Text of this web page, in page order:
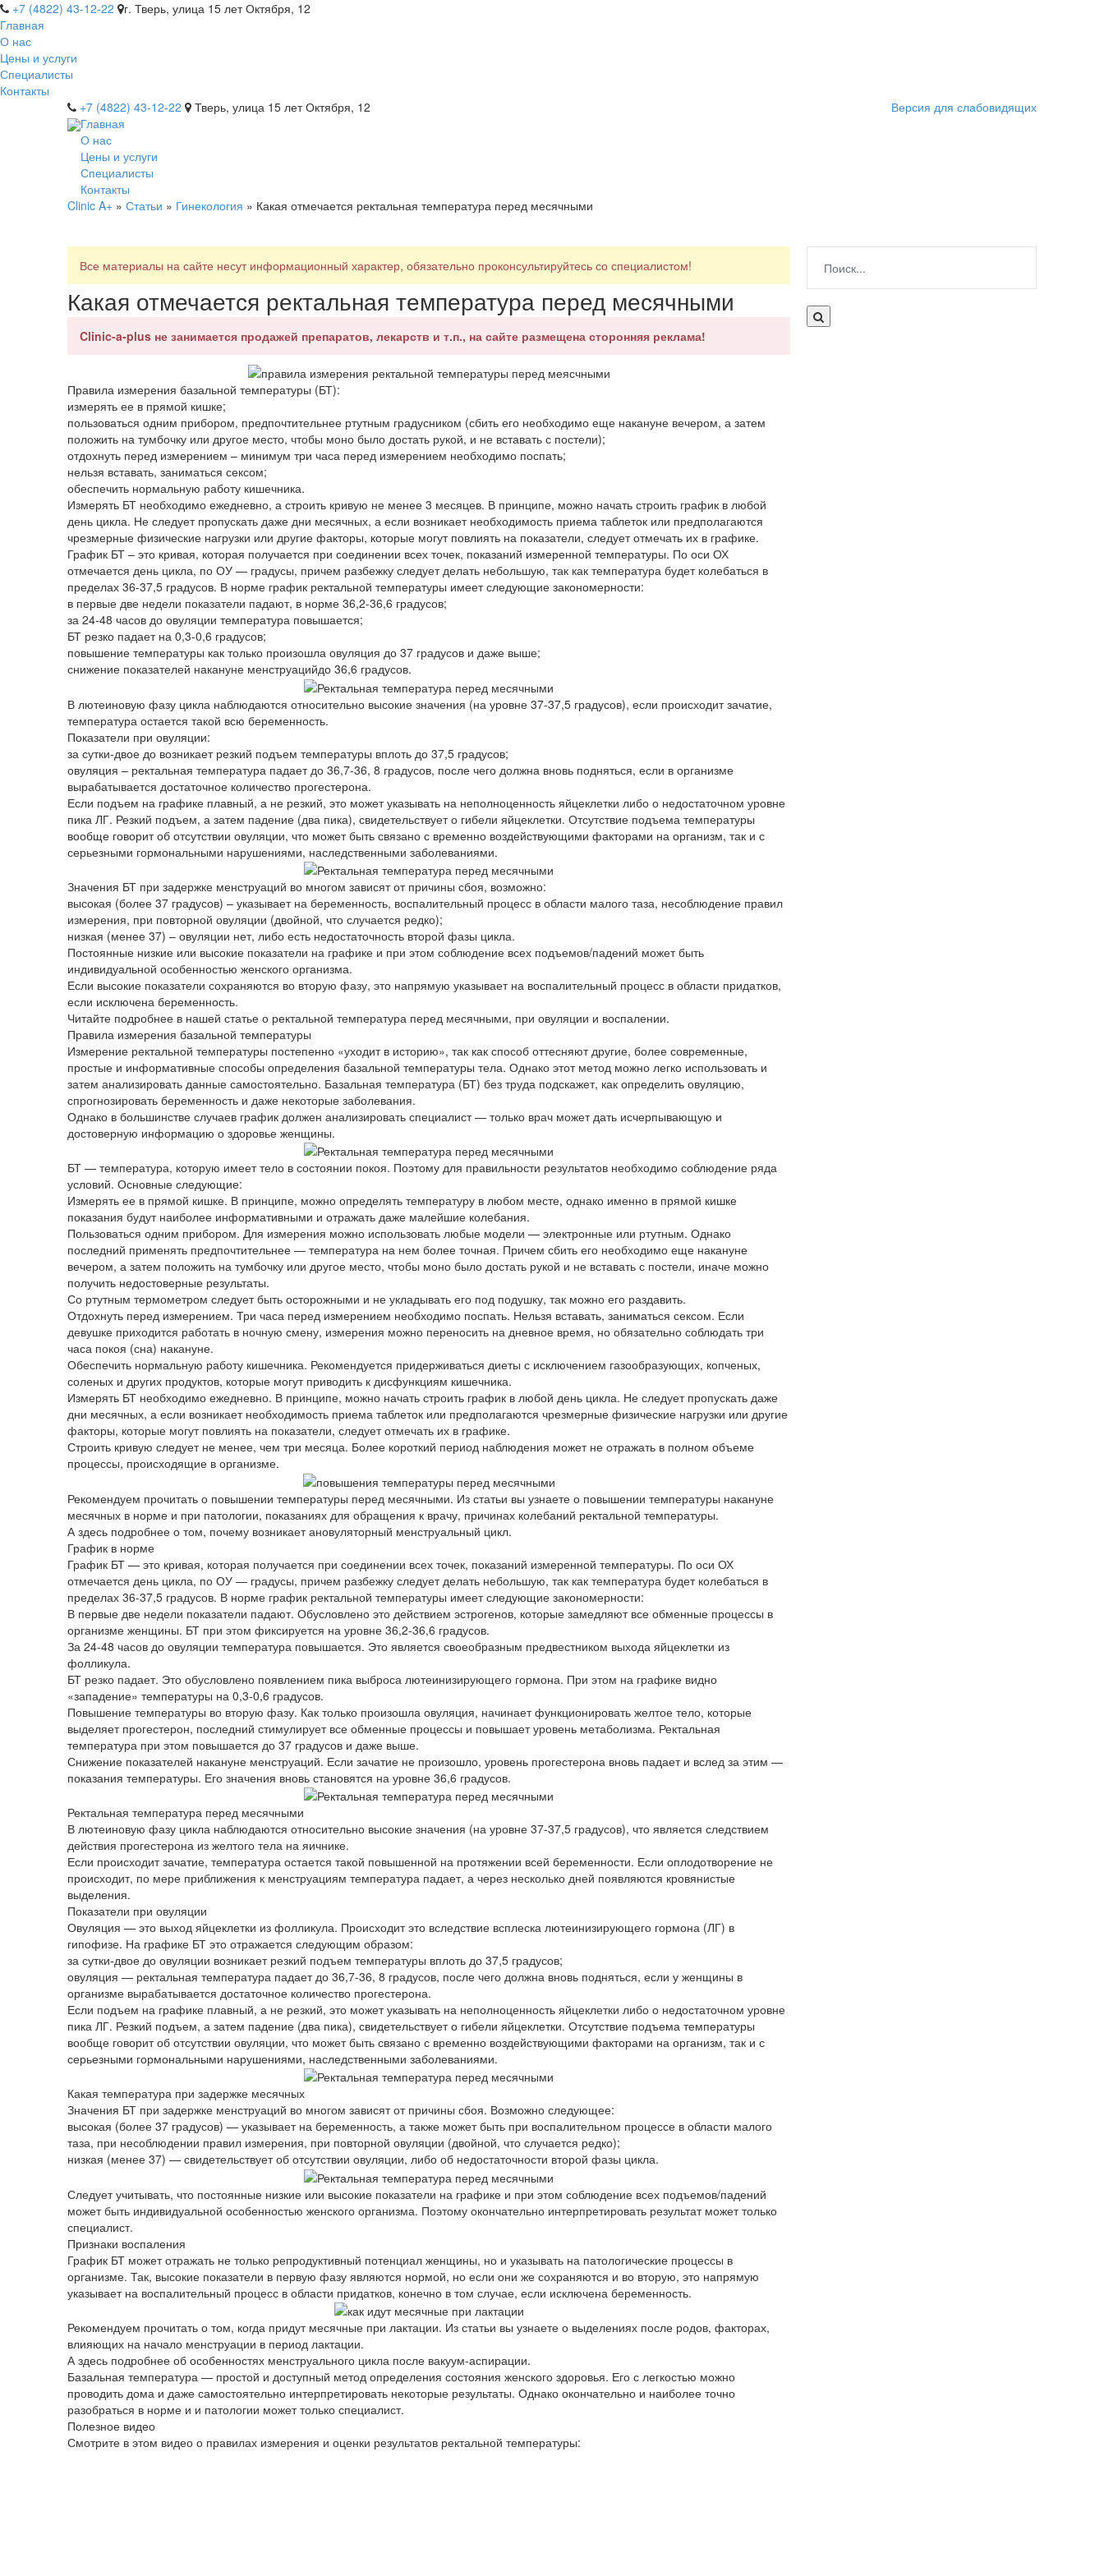
+7 (4822) 43-12-22
г. Тверь, улица 15 лет Октября, 12
Главная
О нас
Цены и услуги
Специалисты
Контакты
+7 (4822) 43-12-22
Тверь, улица 15 лет Октября, 12
Версия для слабовидящих
Главная
О нас
Цены и услуги
Специалисты
Контакты
Clinic A+ » Статьи » Гинекология » Какая отмечается ректальная температура перед месячными
Все материалы на сайте несут информационный характер, обязательно проконсультируйтесь со специалистом!
Какая отмечается ректальная температура перед месячными
Clinic-a-plus не занимается продажей препаратов, лекарств и т.п., на сайте размещена сторонняя реклама!
Правила измерения базальной температуры (БТ):
измерять ее в прямой кишке;
пользоваться одним прибором, предпочтительнее ртутным градусником (сбить его необходимо еще накануне вечером, а затем
положить на тумбочку или другое место, чтобы моно было достать рукой, и не вставать с постели);
отдохнуть перед измерением – минимум три часа перед измерением необходимо поспать;
нельзя вставать, заниматься сексом;
обеспечить нормальную работу кишечника.
Измерять БТ необходимо ежедневно, а строить кривую не менее 3 месяцев. В принципе, можно начать строить график в любой
день цикла. Не следует пропускать даже дни месячных, а если возникает необходимость приема таблеток или предполагаются
чрезмерные физические нагрузки или другие факторы, которые могут повлиять на показатели, следует отмечать их в графике.
График БТ – это кривая, которая получается при соединении всех точек, показаний измеренной температуры. По оси ОХ
отмечается день цикла, по ОУ — градусы, причем разбежку следует делать небольшую, так как температура будет колебаться в
пределах 36-37,5 градусов. В норме график ректальной температуры имеет следующие закономерности:
в первые две недели показатели падают, в норме 36,2-36,6 градусов;
за 24-48 часов до овуляции температура повышается;
БТ резко падает на 0,3-0,6 градусов;
повышение температуры как только произошла овуляция до 37 градусов и даже выше;
снижение показателей накануне менструацийдо 36,6 градусов.
В лютеиновую фазу цикла наблюдаются относительно высокие значения (на уровне 37-37,5 градусов), если происходит зачатие,
температура остается такой всю беременность.
Показатели при овуляции:
за сутки-двое до возникает резкий подъем температуры вплоть до 37,5 градусов;
овуляция – ректальная температура падает до 36,7-36, 8 градусов, после чего должна вновь подняться, если в организме
вырабатывается достаточное количество прогестерона.
Если подъем на графике плавный, а не резкий, это может указывать на неполноценность яйцеклетки либо о недостаточном уровне
пика ЛГ. Резкий подъем, а затем падение (два пика), свидетельствует о гибели яйцеклетки. Отсутствие подъема температуры
вообще говорит об отсутствии овуляции, что может быть связано с временно воздействующими факторами на организм, так и с
серьезными гормональными нарушениями, наследственными заболеваниями.
Значения БТ при задержке менструаций во многом зависят от причины сбоя, возможно:
высокая (более 37 градусов) – указывает на беременность, воспалительный процесс в области малого таза, несоблюдение правил
измерения, при повторной овуляции (двойной, что случается редко);
низкая (менее 37) – овуляции нет, либо есть недостаточность второй фазы цикла.
Постоянные низкие или высокие показатели на графике и при этом соблюдение всех подъемов/падений может быть
индивидуальной особенностью женского организма.
Если высокие показатели сохраняются во вторую фазу, это напрямую указывает на воспалительный процесс в области придатков,
если исключена беременность.
Читайте подробнее в нашей статье о ректальной температура перед месячными, при овуляции и воспалении.
Правила измерения базальной температуры
Измерение ректальной температуры постепенно «уходит в историю», так как способ оттесняют другие, более современные,
простые и информативные способы определения базальной температуры тела. Однако этот метод можно легко использовать и
затем анализировать данные самостоятельно. Базальная температура (БТ) без труда подскажет, как определить овуляцию,
спрогнозировать беременность и даже некоторые заболевания.
Однако в большинстве случаев график должен анализировать специалист — только врач может дать исчерпывающую и
достоверную информацию о здоровье женщины.
БТ — температура, которую имеет тело в состоянии покоя. Поэтому для правильности результатов необходимо соблюдение ряда
условий. Основные следующие:
Измерять ее в прямой кишке. В принципе, можно определять температуру в любом месте, однако именно в прямой кишке
показания будут наиболее информативными и отражать даже малейшие колебания.
Пользоваться одним прибором. Для измерения можно использовать любые модели — электронные или ртутным. Однако
последний применять предпочтительнее — температура на нем более точная. Причем сбить его необходимо еще накануне
вечером, а затем положить на тумбочку или другое место, чтобы моно было достать рукой и не вставать с постели, иначе можно
получить недостоверные результаты.
Со ртутным термометром следует быть осторожными и не укладывать его под подушку, так можно его раздавить.
Отдохнуть перед измерением. Три часа перед измерением необходимо поспать. Нельзя вставать, заниматься сексом. Если
девушке приходится работать в ночную смену, измерения можно переносить на дневное время, но обязательно соблюдать три
часа покоя (сна) накануне.
Обеспечить нормальную работу кишечника. Рекомендуется придерживаться диеты с исключением газообразующих, копченых,
соленых и других продуктов, которые могут приводить к дисфункциям кишечника.
Измерять БТ необходимо ежедневно. В принципе, можно начать строить график в любой день цикла. Не следует пропускать даже
дни месячных, а если возникает необходимость приема таблеток или предполагаются чрезмерные физические нагрузки или другие
факторы, которые могут повлиять на показатели, следует отмечать их в графике.
Строить кривую следует не менее, чем три месяца. Более короткий период наблюдения может не отражать в полном объеме
процессы, происходящие в организме.
Рекомендуем прочитать о повышении температуры перед месячными. Из статьи вы узнаете о повышении температуры накануне
месячных в норме и при патологии, показаниях для обращения к врачу, причинах колебаний ректальной температуры.
А здесь подробнее о том, почему возникает ановуляторный менструальный цикл.
График в норме
График БТ — это кривая, которая получается при соединении всех точек, показаний измеренной температуры. По оси ОХ
отмечается день цикла, по ОУ — градусы, причем разбежку следует делать небольшую, так как температура будет колебаться в
пределах 36-37,5 градусов. В норме график ректальной температуры имеет следующие закономерности:
В первые две недели показатели падают. Обусловлено это действием эстрогенов, которые замедляют все обменные процессы в
организме женщины. БТ при этом фиксируется на уровне 36,2-36,6 градусов.
За 24-48 часов до овуляции температура повышается. Это является своеобразным предвестником выхода яйцеклетки из
фолликула.
БТ резко падает. Это обусловлено появлением пика выброса лютеинизирующего гормона. При этом на графике видно
«западение» температуры на 0,3-0,6 градусов.
Повышение температуры во вторую фазу. Как только произошла овуляция, начинает функционировать желтое тело, которые
выделяет прогестерон, последний стимулирует все обменные процессы и повышает уровень метаболизма. Ректальная
температура при этом повышается до 37 градусов и даже выше.
Снижение показателей накануне менструаций. Если зачатие не произошло, уровень прогестерона вновь падает и вслед за этим —
показания температуры. Его значения вновь становятся на уровне 36,6 градусов.
Ректальная температура перед месячными
В лютеиновую фазу цикла наблюдаются относительно высокие значения (на уровне 37-37,5 градусов), что является следствием
действия прогестерона из желтого тела на яичнике.
Если происходит зачатие, температура остается такой повышенной на протяжении всей беременности. Если оплодотворение не
происходит, по мере приближения к менструациям температура падает, а через несколько дней появляются кровянистые
выделения.
Показатели при овуляции
Овуляция — это выход яйцеклетки из фолликула. Происходит это вследствие всплеска лютеинизирующего гормона (ЛГ) в
гипофизе. На графике БТ это отражается следующим образом:
за сутки-двое до овуляции возникает резкий подъем температуры вплоть до 37,5 градусов;
овуляция — ректальная температура падает до 36,7-36, 8 градусов, после чего должна вновь подняться, если у женщины в
организме вырабатывается достаточное количество прогестерона.
Если подъем на графике плавный, а не резкий, это может указывать на неполноценность яйцеклетки либо о недостаточном уровне
пика ЛГ. Резкий подъем, а затем падение (два пика), свидетельствует о гибели яйцеклетки. Отсутствие подъема температуры
вообще говорит об отсутствии овуляции, что может быть связано с временно воздействующими факторами на организм, так и с
серьезными гормональными нарушениями, наследственными заболеваниями.
Какая температура при задержке месячных
Значения БТ при задержке менструаций во многом зависят от причины сбоя. Возможно следующее:
высокая (более 37 градусов) — указывает на беременность, а также может быть при воспалительном процессе в области малого
таза, при несоблюдении правил измерения, при повторной овуляции (двойной, что случается редко);
низкая (менее 37) — свидетельствует об отсутствии овуляции, либо об недостаточности второй фазы цикла.
Следует учитывать, что постоянные низкие или высокие показатели на графике и при этом соблюдение всех подъемов/падений
может быть индивидуальной особенностью женского организма. Поэтому окончательно интерпретировать результат может только
специалист.
Признаки воспаления
График БТ может отражать не только репродуктивный потенциал женщины, но и указывать на патологические процессы в
организме. Так, высокие показатели в первую фазу являются нормой, но если они же сохраняются и во вторую, это напрямую
указывает на воспалительный процесс в области придатков, конечно в том случае, если исключена беременность.
Рекомендуем прочитать о том, когда придут месячные при лактации. Из статьи вы узнаете о выделениях после родов, факторах,
влияющих на начало менструации в период лактации.
А здесь подробнее об особенностях менструального цикла после вакуум-аспирации.
Базальная температура — простой и доступный метод определения состояния женского здоровья. Его с легкостью можно
проводить дома и даже самостоятельно интерпретировать некоторые результаты. Однако окончательно и наиболее точно
разобраться в норме и и патологии может только специалист.
Полезное видео
Смотрите в этом видео о правилах измерения и оценки результатов ректальной температуры: